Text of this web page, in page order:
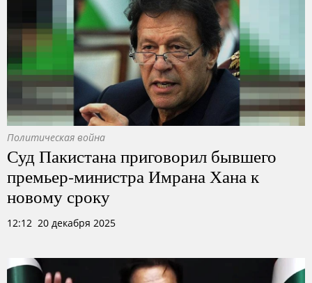
Политическая война
Суд Пакистана приговорил бывшего
премьер-министра Имрана Хана к
новому сроку
12:12 20 декабря 2025